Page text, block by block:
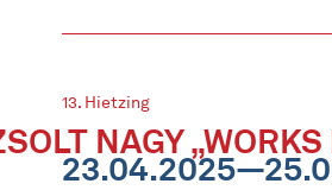
13. Hietzing
NAGY